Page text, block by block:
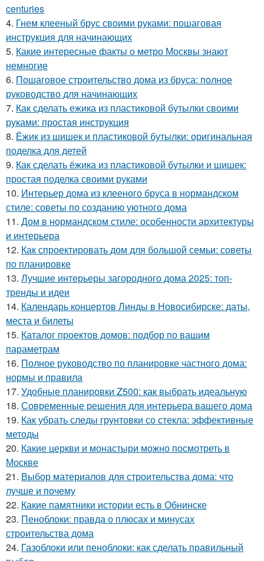
centuries
4. Гнем клееный брус своими руками: пошаговая
инструкция для начинающих
5. Какие интересные факты о метро Москвы знают
немногие
6. Пошаговое строительство дома из бруса: полное
руководство для начинающих
7. Как сделать ежика из пластиковой бутылки своими
руками: простая инструкция
8. Ёжик из шишек и пластиковой бутылки: оригинальная
поделка для детей
9. Как сделать ёжика из пластиковой бутылки и шишек:
простая поделка своими руками
10. Интерьер дома из клееного бруса в нормандском
стиле: советы по созданию уютного дома
11. Дом в нормандском стиле: особенности архитектуры
и интерьера
12. Как спроектировать дом для большой семьи: советы
по планировке
13. Лучшие интерьеры загородного дома 2025: топ-
тренды и идеи
14. Календарь концертов Линды в Новосибирске: даты,
места и билеты
15. Каталог проектов домов: подбор по вашим
параметрам
16. Полное руководство по планировке частного дома:
нормы и правила
17. Удобные планировки Z500: как выбрать идеальную
18. Современные решения для интерьера вашего дома
19. Как убрать следы грунтовки со стекла: эффективные
методы
20. Какие церкви и монастыри можно посмотреть в
Москве
21. Выбор материалов для строительства дома: что
лучше и почему
22. Какие памятники истории есть в Обнинске
23. Пеноблоки: правда о плюсах и минусах
строительства дома
24. Газоблоки или пеноблоки: как сделать правильный